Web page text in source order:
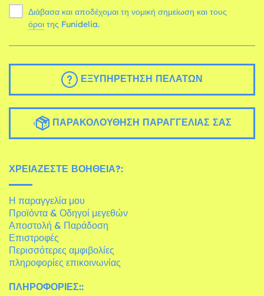
Διάβασα και αποδέχομαι τη νομική σημείωση και τους
όροι της Funidelia.
ΕΞΥΠΗΡΈΤΗΣΗ ΠΕΛΑΤΏΝ
ΠΑΡΑΚΟΛΟΎΘΗΣΗ ΠΑΡΑΓΓΕΛΊΑΣ ΣΑΣ
ΧΡΕΙΆΖΕΣΤΕ ΒΟΉΘΕΙΑ?:
Η παραγγελία μου
Προϊόντα & Οδηγοί μεγεθών
Αποστολή & Παράδοση
Επιστροφές
Περισσότερες αμφιβολίες
πληροφορίες επικοινωνίας
ΠΛΗΡΟΦΟΡΊΕΣ::